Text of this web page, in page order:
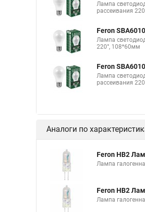
Лампа
рассеивания
Feron
Лампа
220°, 108*60мм
Feron
Лампа
рассеивания
Аналоги по
Feron HB2
Лампа
Feron HB2
Лампа